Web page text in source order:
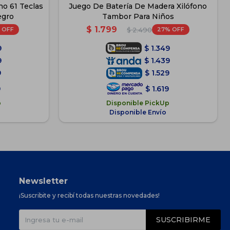
61 Teclas
Juego De Batería De Madera Xilófono
Tambor Para Niños
$ 1.799 $ 2.490 27
$ 1.349
$ 1.439
$ 1.529
$ 1.619
Disponible PickUp
Disponible Envío
Newsletter
¡Suscribite y recibí todas nuestras novedades!
SUSCRIBIRME